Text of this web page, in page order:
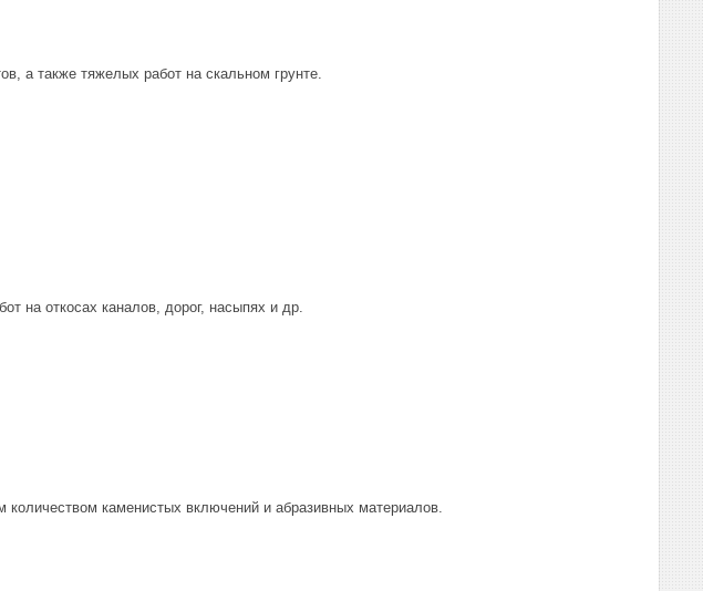
а также тяжелых работ на скальном грунте.
на откосах каналов, дорог, насыпях и др.
каменистых включений и абразивных материалов.